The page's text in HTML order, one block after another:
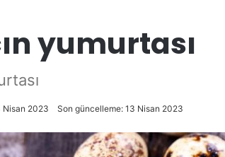
yumurtası
Nisan 2023 Son güncelleme: 13 Nisan 2023